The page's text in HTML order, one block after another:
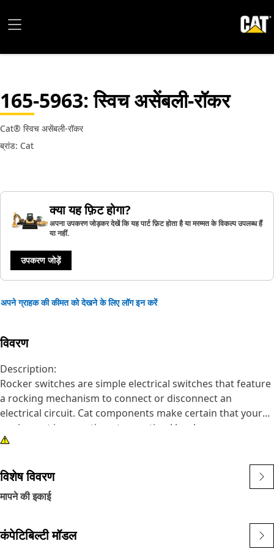
165-5963: स्विच असेंबली-रॉकर
Cat® स्विच असेंबली-रॉकर
ब्रांड: Cat
क्या यह फ़िट होगा?
अपना उपकरण जोड़कर देखें कि यह पार्ट फ़िट होता है या मरम्मत के विकल्प उपलब्ध हैं
या नहीं.
उपकरण जोड़ें
अपने ग्राहक की कीमत को देखने के लिए लॉग इन करें
विवरण
Description:
Rocker switches are simple electrical switches that feature
a rocking mechanism to connect or disconnect an
electrical circuit. Cat components make certain that your
equipment is operating at an optimal level.
• Sealed three position rocker switch
• Symbol: Heater/Interior heating (ISO 0637); Air
• 10 terminal blade connection
विशेष विवरण
मापने की इकाई
कंपेटिबिल्टी मॉडल